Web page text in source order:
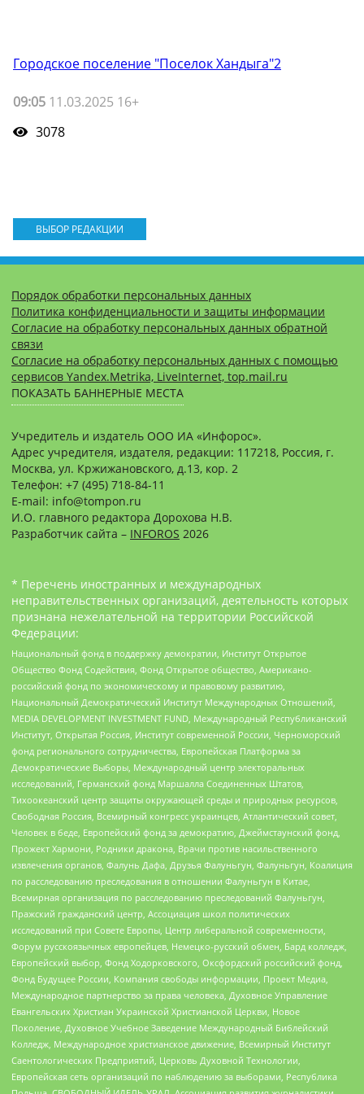
Городское поселение "Поселок Хандыга"2
09:05 11.03.2025 16+
3078
ВЫБОР РЕДАКЦИИ
Порядок обработки персональных данных
Политика конфиденциальности и защиты информации
Согласие на обработку персональных данных обратной
связи
Согласие на обработку персональных данных с помощью
сервисов Yandex.Metrika, LiveInternet, top.mail.ru
ПОКАЗАТЬ БАННЕРНЫЕ МЕСТА
Учредитель и издатель ООО ИА «Инфорос».
Адрес учредителя, издателя, редакции: 117218, Россия, г.
Москва, ул. Кржижановского, д.13, кор. 2
Телефон: +7 (495) 718-84-11
E-mail: info@tompon.ru
И.О. главного редактора Дорохова Н.В.
Разработчик сайта – INFOROS 2026
* Перечень иностранных и международных
неправительственных организаций, деятельность которых
признана нежелательной на территории Российской
Федерации:
Национальный фонд в поддержку демократии, Институт Открытое
Общество Фонд Содействия, Фонд Открытое общество, Американо-
российский фонд по экономическому и правовому развитию,
Национальный Демократический Институт Международных Отношений,
MEDIA DEVELOPMENT INVESTMENT FUND, Международный Республиканский
Институт, Открытая Россия, Институт современной России, Черноморский
фонд регионального сотрудничества, Европейская Платформа за
Демократические Выборы, Международный центр электоральных
исследований, Германский фонд Маршалла Соединенных Штатов,
Тихоокеанский центр защиты окружающей среды и природных ресурсов,
Свободная Россия, Всемирный конгресс украинцев, Атлантический совет,
Человек в беде, Европейский фонд за демократию, Джеймстаунский фонд,
Прожект Хармони, Родники дракона, Врачи против насильственного
извлечения органов, Фалунь Дафа, Друзья Фалуньгун, Фалуньгун, Коалиция
по расследованию преследования в отношении Фалуньгун в Китае,
Всемирная организация по расследованию преследований Фалуньгун,
Пражский гражданский центр, Ассоциация школ политических
исследований при Совете Европы, Центр либеральной современности,
Форум русскоязычных европейцев, Немецко-русский обмен, Бард колледж,
Европейский выбор, Фонд Ходорковского, Оксфордский российский фонд,
Фонд Будущее России, Компания свободы информации, Проект Медиа,
Международное партнерство за права человека, Духовное Управление
Евангельских Христиан Украинской Христианской Церкви, Новое
Поколение, Духовное Учебное Заведение Международный Библейский
Колледж, Международное христианское движение, Всемирный Институт
Саентологических Предприятий, Церковь Духовной Технологии,
Европейская сеть организаций по наблюдению за выборами, Республика